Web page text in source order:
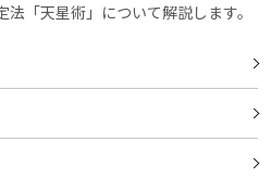
「天星術」について解説します。